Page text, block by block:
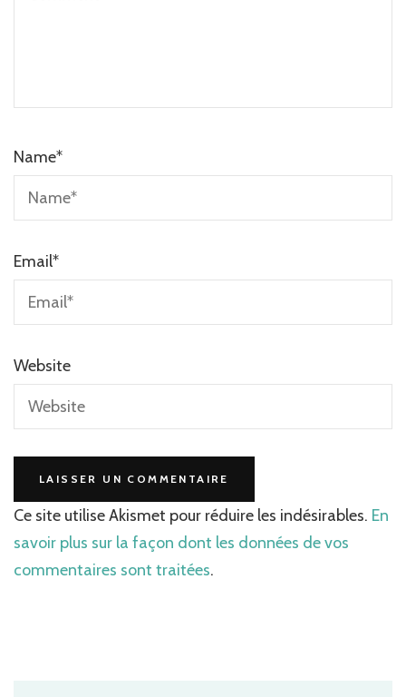
Name*
Email*
Website
Ce site utilise Akismet pour réduire les indésirables. En
savoir plus sur la façon dont les données de vos
commentaires sont traitées.